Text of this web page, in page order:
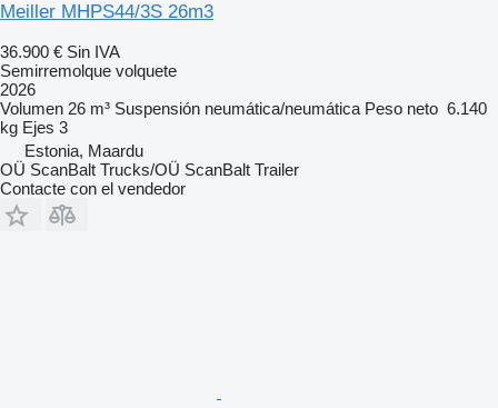
Meiller MHPS44/3S 26m3
36.900 € Sin IVA
Semirremolque volquete
2026
Volumen 26 m³ Suspensión neumática/neumática Peso neto 6.140
kg Ejes 3
Estonia, Maardu
OÜ ScanBalt Trucks/OÜ ScanBalt Trailer
Contacte con el vendedor